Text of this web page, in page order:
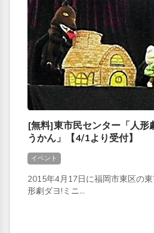
[無料]東市民センター「人形
うかん」【4/1より受付】
イベント
2015年4月17日に福岡市東区の
形劇ダヨ!ミニ...